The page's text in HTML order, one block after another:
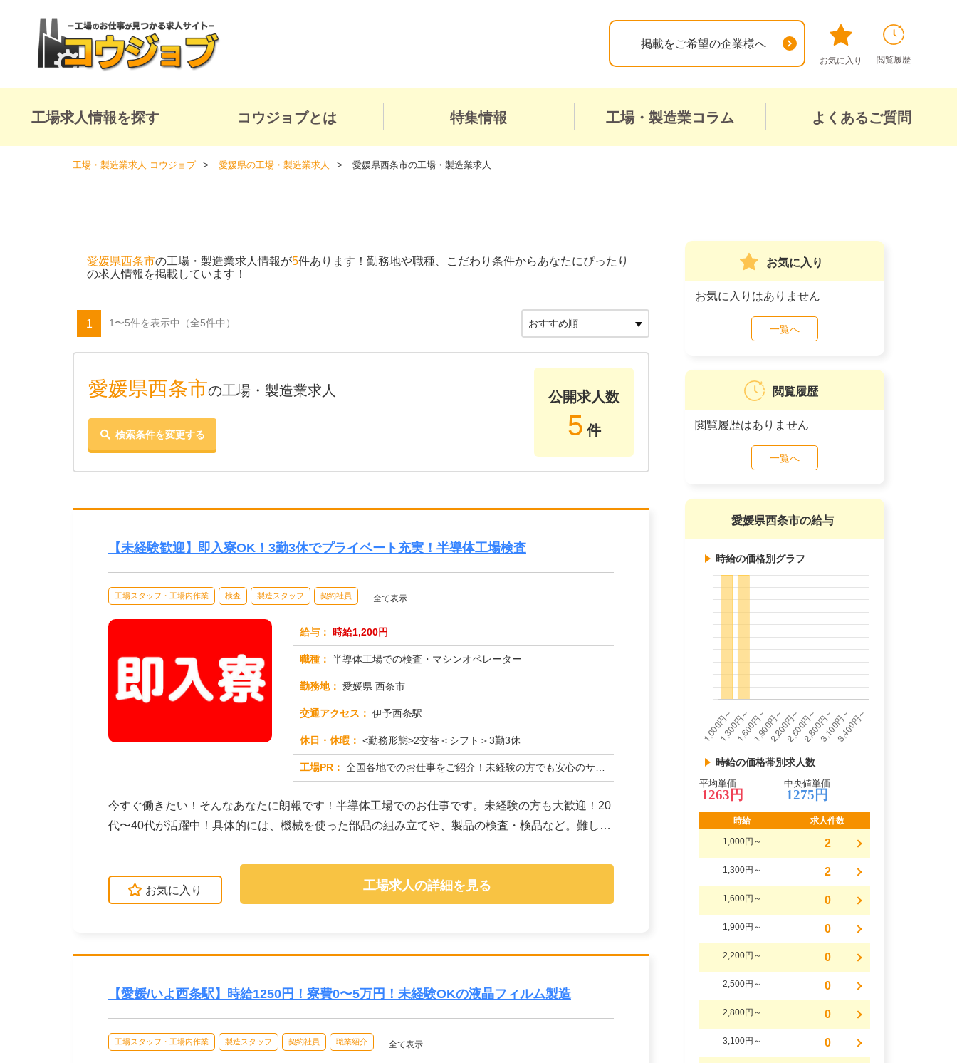
掲載をご希望の企業様へ
お気に入り 閲覧履歴
工場求人情報を探す コウジョブとは 特集情報 工場・製造業コラム よくあるご質問
工場・製造業求人 コウジョブ 愛媛県の工場・製造業求人 愛媛県西条市の工場・製造業求人
愛媛県西条市の工場・製造業求人情報が5件あります！勤務地や職種、こだわり条件からあなたにぴったり
の求人情報を掲載しています！
1 1〜5件を表示中 （全5件中）
愛媛県西条市の工場・製造業求人
検索条件を変更する
公開求人数
5 件
【未経験歓迎】即入寮OK！3勤3休でプライベート充実！半導体工場検査
工場スタッフ・工場内作業 検査 製造スタッフ 契約社員 …全て表示
給与： 時給1,200円
職種： 半導体工場での検査・マシンオペレーター
勤務地： 愛媛県 西条市
交通アクセス： 伊予西条駅
休日・休暇： <勤務形態>2交替＜シフト＞3勤3休
工場PR： 全国各地でのお仕事をご紹介！未経験の方でも安心のサポート体制です！→ 沖縄から北海道まで、お近くの仕事を探せます...
今すぐ働きたい！そんなあなたに朗報です！半導体工場でのお仕事です。未経験の方も大歓迎！20
代〜40代が活躍中！具体的には、機械を使った部品の組み立てや、製品の検査・検品など。難しい
お気に入り 工場求人の詳細を見る
【愛媛/いよ西条駅】時給1250円！寮費0〜5万円！未経験OKの液晶フィルム製造
工場スタッフ・工場内作業 製造スタッフ 契約社員 職業紹介 …全て表示
お気に入り
お気に入りはありません
一覧へ
閲覧履歴
閲覧履歴はありません
一覧へ
愛媛県西条市の給与
時給の価格別グラフ
時給の価格帯別求人数
平均単価
1263円
中央値単価
1275円
時給 求人件数
1,000円～ 2
1,300円～ 2
1,600円～ 0
1,900円～ 0
2,200円～ 0
2,500円～ 0
2,800円～ 0
3,100円～ 0